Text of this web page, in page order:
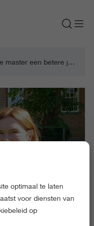
'Ik denk dat ik door deze master een betere juf ben geworden.'
optimaal te laten
voor diensten van
op